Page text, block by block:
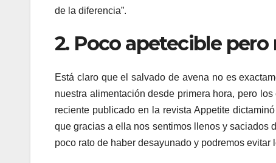
de la diferencia”.
2. Poco apetecible
Está claro que el salvado de avena no es
nuestra alimentación desde primera hora, pero
reciente publicado en la revista Appetite
que gracias a ella nos sentimos llenos y saciados
poco rato de haber desayunado y podremos evitar